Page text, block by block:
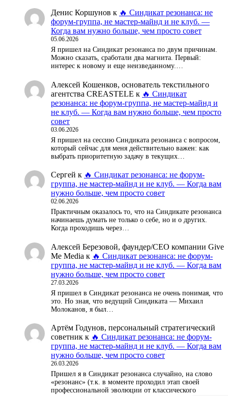
Денис Коршунов к 🔥 Синдикат резонанса: не
форум-группа, не мастер-майнд и не клуб. —
Когда вам нужно больше, чем просто совет
05.06.2026
Я пришел на Синдикат резонанса по двум причинам.
Можно сказать, сработали два магнита. Первый:
интерес к новому и еще неизведанному.…
Алексей Кошенков, основатель текстильного
агентства CREASTELE к 🔥 Синдикат
резонанса: не форум-группа, не мастер-майнд и
не клуб. — Когда вам нужно больше, чем просто
совет
03.06.2026
Я пришел на сессию Синдиката резонанса с вопросом,
который сейчас для меня действительно важен: как
выбрать приоритетную задачу в текущих…
Сергей к 🔥 Синдикат резонанса: не форум-
группа, не мастер-майнд и не клуб. — Когда вам
нужно больше, чем просто совет
02.06.2026
Практичным оказалось то, что на Синдикате резонанса
начинаешь думать не только о себе, но и о других.
Когда проходишь через…
Алексей Березовой, фаундер/СЕО компании Give
Me Media к 🔥 Синдикат резонанса: не форум-
группа, не мастер-майнд и не клуб. — Когда вам
нужно больше, чем просто совет
27.03.2026
Я пришел в Синдикат резонанса не очень понимая, что
это. Но зная, что ведущий Синдиката — Михаил
Молоканов, я был…
Артём Годунов, персональный стратегический
советник к 🔥 Синдикат резонанса: не форум-
группа, не мастер-майнд и не клуб. — Когда вам
нужно больше, чем просто совет
26.03.2026
Пришел я в Синдикат резонанса случайно, на слово
«резонанс» (т.к. в моменте проходил этап своей
профессиональной эволюции от классического